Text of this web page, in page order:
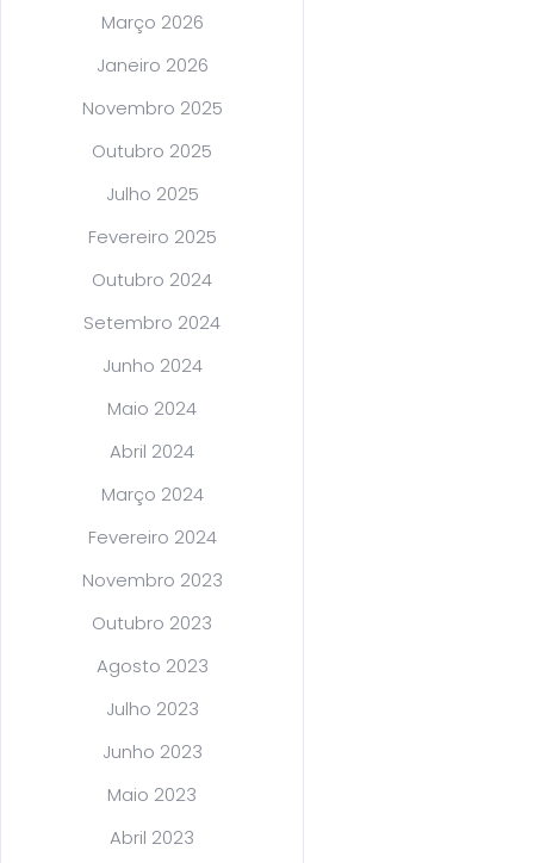
Março 2026
Janeiro 2026
Novembro 2025
Outubro 2025
Julho 2025
Fevereiro 2025
Outubro 2024
Setembro 2024
Junho 2024
Maio 2024
Abril 2024
Março 2024
Fevereiro 2024
Novembro 2023
Outubro 2023
Agosto 2023
Julho 2023
Junho 2023
Maio 2023
Abril 2023